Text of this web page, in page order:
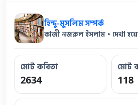
হিন্দু-মুসলিম সম্পর্ক
কাজী নজরুল ইসলাম • দেখা
মোট কবিতা
2634
মোট
118